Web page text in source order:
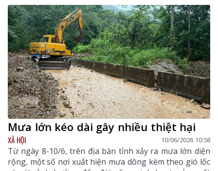
Mưa lớn kéo dài gây nhiều thiệt hại
XÃ HỘI 10/06/2026 10:58
Từ ngày 8-10/6, trên địa bàn tỉnh xảy ra mưa lớn diện
rộng, một số nơi xuất hiện mưa dông kèm theo gió lốc